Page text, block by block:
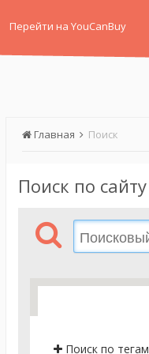
Перейти на YouCanBuy
Главная Поиск
Поиск по сайту
Поиск по тегам